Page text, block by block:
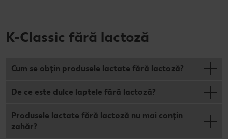
K-Classic fără lactoză
Cum se obţin produsele lactate fără lactoză?
De ce este dulce laptele fără lactoză?
Produsele lactate fără lactoză nu mai conţin
zahăr?